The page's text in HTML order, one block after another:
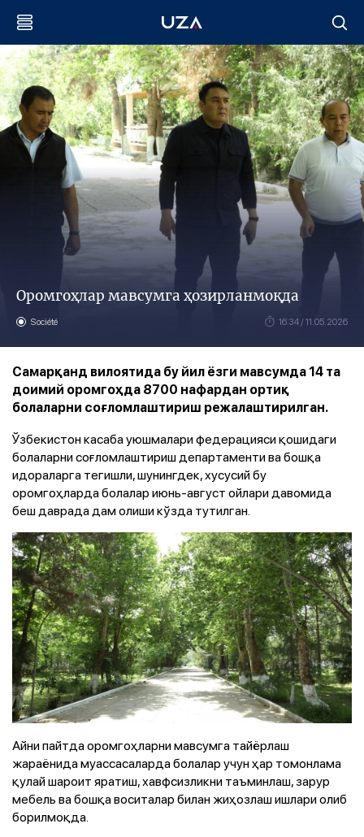
Оромгоҳлар мавсумга ҳозирланмоқда
Société 16:34 / 11.05.2026
Самарқанд вилоятида бу йил ёзги мавсумда 14 та
доимий оромгоҳда 8700 нафардан ортиқ
болаларни соғломлаштириш режалаштирилган.
Ўзбекистон касаба уюшмалари федерацияси қошидаги
болаларни соғломлаштириш департаменти ва бошқа
идораларга тегишли, шунингдек, хусусий бу
оромгоҳларда болалар июнь-август ойлари давомида
беш даврада дам олиши кўзда тутилган.
Айни пайтда оромгоҳларни мавсумга тайёрлаш
жараёнида муассасаларда болалар учун ҳар томонлама
қулай шароит яратиш, хавфсизликни таъминлаш, зарур
мебель ва бошқа воситалар билан жиҳозлаш ишлари олиб
борилмоқда.